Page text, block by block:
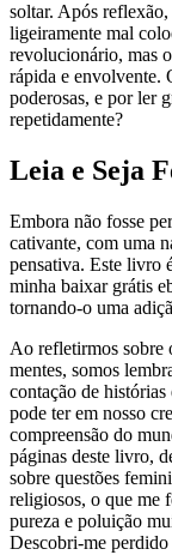
soltar. Após
ligeiramente mal
revolucionário, mas
rápida e envolvente.
poderosas, e por ler
repetidamente?
Leia e Seja
Embora não fosse
cativante, com uma
pensativa. Este livro
minha baixar grátis
tornando-o uma
Ao refletirmos sobre
mentes, somos
contação de
pode ter em nosso
compreensão do
páginas deste livro,
sobre questões
religiosos, o que me
pureza e poluição
Descobri-me